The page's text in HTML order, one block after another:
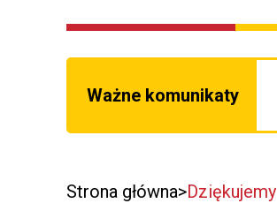
Ważne komunikaty
Strona główna Dziękujemy